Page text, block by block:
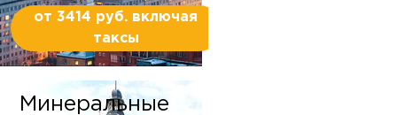
от 3414 руб. включая
таксы
Минеральные